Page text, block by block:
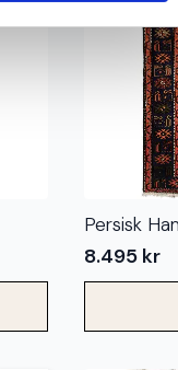
Persisk
8.495 kr